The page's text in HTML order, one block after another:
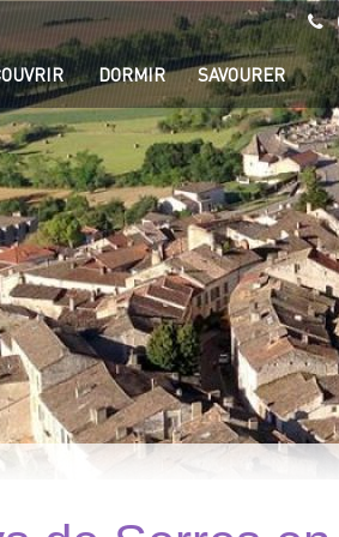
DORMIR SAVOURER